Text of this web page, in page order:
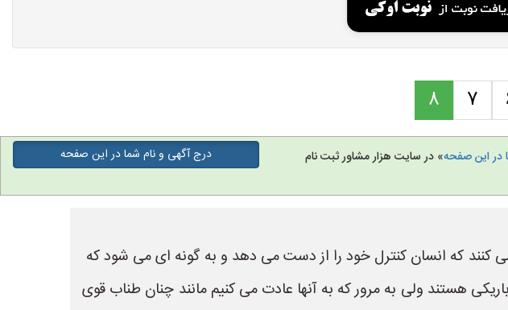
7
8
در این صفحه» در سایت هزار مشاور ثبت نام
درج آگهی و نام شما در این صفحه
کنند که انسان کنترل خود را از دست می دهد و به گونه ای می شود که
هستند ولی به مرور که به آنها عادت می کنیم مانند چنان طناب قوی